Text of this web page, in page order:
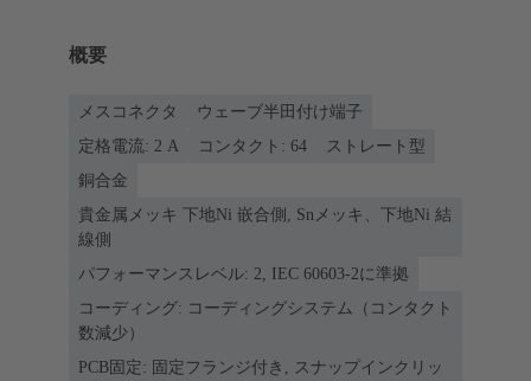
概要
メスコネクタ
ウェーブ半田付け端子
定格電流: ‌2 A
コンタクト: 64
ストレート型
銅合金
貴金属メッキ 下地Ni 嵌合側, Snメッキ、下地Ni 結
線側
パフォーマンスレベル: 2, IEC 60603-2に準拠
コーディング: コーディングシステム（コンタクト
数減少）
PCB固定: 固定フランジ付き, スナップインクリッ